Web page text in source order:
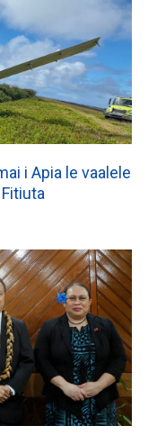
i Apia le vaalele